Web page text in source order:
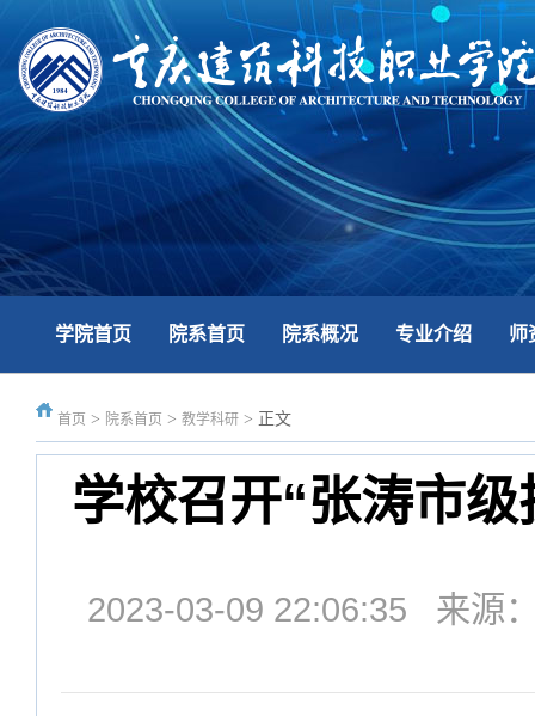
学院首页 院系首页 院系概况 专业介绍 师
首页 > 院系首页 > 教学科研 > 正文
学校召开“张涛市
2023-03-09 22:06:35 来源